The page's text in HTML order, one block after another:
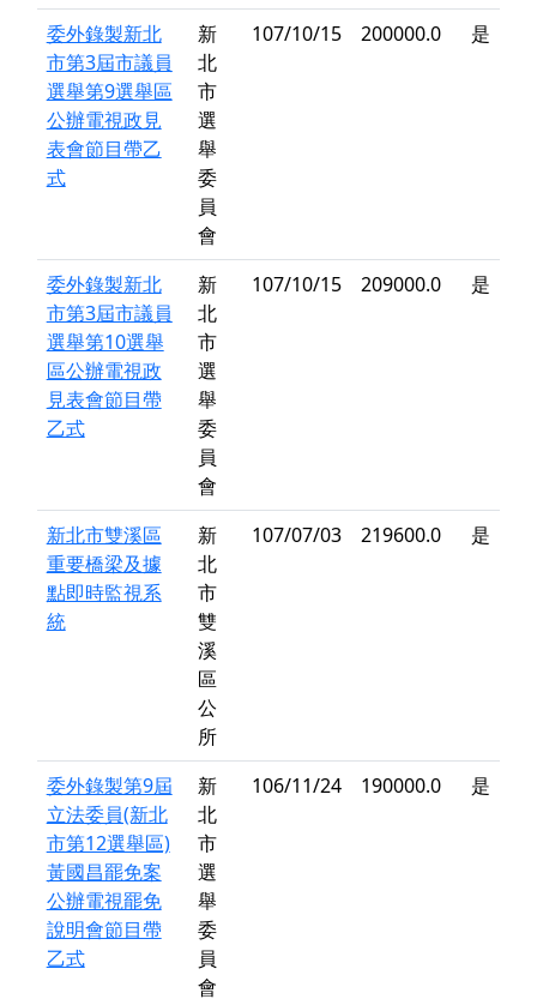
委外錄製新北
市第3屆市議員
選舉第9選舉區
公辦電視政見
表會節目帶乙
式
新
北
市
選
舉
委
員
會
107/10/15 200000.0 是
委外錄製新北
市第3屆市議員
選舉第10選舉
區公辦電視政
見表會節目帶
乙式
新
北
市
選
舉
委
員
會
107/10/15 209000.0 是
新北市雙溪區
重要橋梁及據
點即時監視系
統
新
北
市
雙
溪
區
公
所
107/07/03 219600.0 是
委外錄製第9屆
立法委員(新北
市第12選舉區)
黃國昌罷免案
公辦電視罷免
說明會節目帶
乙式
新
北
市
選
舉
委
員
會
106/11/24 190000.0 是